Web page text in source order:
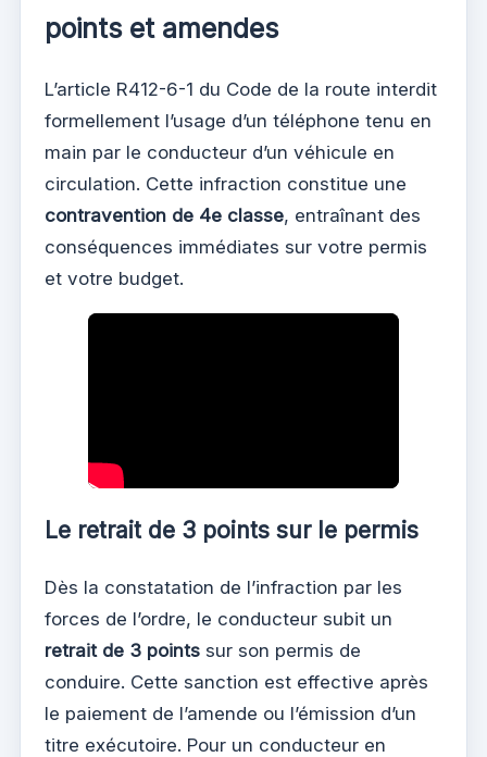
points et amendes
L’article R412-6-1 du Code de la route interdit
formellement l’usage d’un téléphone tenu en
main par le conducteur d’un véhicule en
circulation. Cette infraction constitue une
contravention de 4e classe, entraînant des
conséquences immédiates sur votre permis
et votre budget.
Le retrait de 3 points sur le permis
Dès la constatation de l’infraction par les
forces de l’ordre, le conducteur subit un
retrait de 3 points sur son permis de
conduire. Cette sanction est effective après
le paiement de l’amende ou l’émission d’un
titre exécutoire. Pour un conducteur en